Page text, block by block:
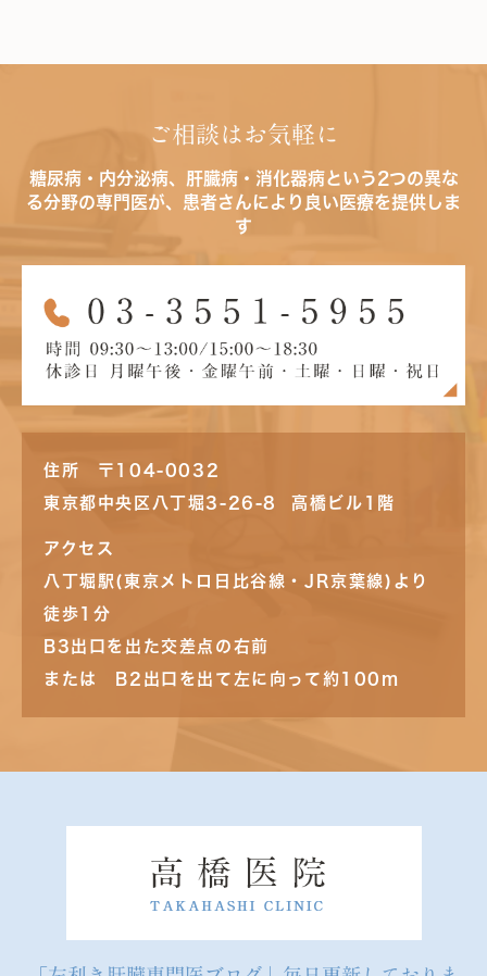
ご相談はお気軽に
糖尿病・内分泌病、肝臓病・消化器病という2つの異な
る分野の専門医が、患者さんにより良い医療を提供しま
す
住所 〒104-0032
東京都中央区八丁堀3-26-8 高橋ビル1階
アクセス
八丁堀駅(東京メトロ日比谷線・JR京葉線)より
徒歩1分
B3出口を出た交差点の右前
または B2出口を出て左に向って約100m